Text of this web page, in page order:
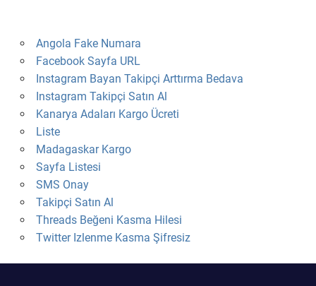
Angola Fake Numara
Facebook Sayfa URL
Instagram Bayan Takipçi Arttırma Bedava
Instagram Takipçi Satın Al
Kanarya Adaları Kargo Ücreti
Liste
Madagaskar Kargo
Sayfa Listesi
SMS Onay
Takipçi Satın Al
Threads Beğeni Kasma Hilesi
Twitter Izlenme Kasma Şifresiz